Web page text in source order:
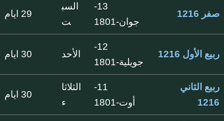
صفر 1216
13-
جوان-1801
السب
ت
29 ايام
ربيع الأول 1216
12-
جويلية-1801
الأحد 30 ايام
ربيع الثاني
1216
11-
أوت-1801
الثلاثا
ء
30 ايام